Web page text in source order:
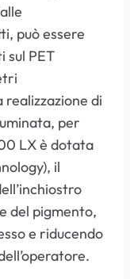
può essere
sul PET
di
per
LX è dotata
il
del pigmento,
e riducendo